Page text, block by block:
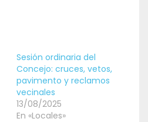
Sesión ordinaria del
Concejo: cruces, vetos,
pavimento y reclamos
vecinales
13/08/2025
En «Locales»